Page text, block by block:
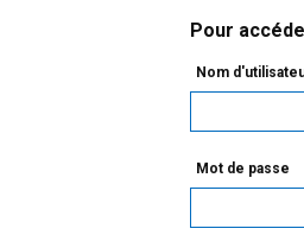
Pour
Nom
Mot de passe